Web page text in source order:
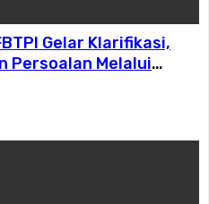
Gelar Klarifikasi,
Persoalan Melalui